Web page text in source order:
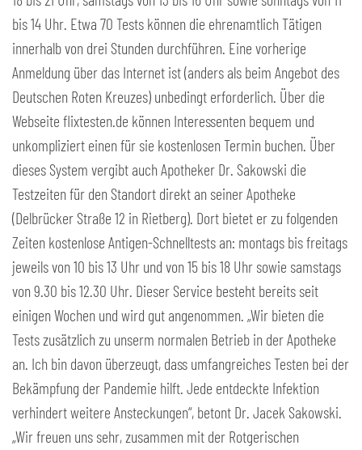
bis 14 Uhr. Etwa 70 Tests können die ehrenamtlich Tätigen
innerhalb von drei Stunden durchführen. Eine vorherige
Anmeldung über das Internet ist (anders als beim Angebot des
Deutschen Roten Kreuzes) unbedingt erforderlich. Über die
Webseite flixtesten.de können Interessenten bequem und
unkompliziert einen für sie kostenlosen Termin buchen. Über
dieses System vergibt auch Apotheker Dr. Sakowski die
Testzeiten für den Standort direkt an seiner Apotheke
(Delbrücker Straße 12 in Rietberg). Dort bietet er zu folgenden
Zeiten kostenlose Antigen-Schnelltests an: montags bis freitags
jeweils von 10 bis 13 Uhr und von 15 bis 18 Uhr sowie samstags
von 9.30 bis 12.30 Uhr. Dieser Service besteht bereits seit
einigen Wochen und wird gut angenommen. „Wir bieten die
Tests zusätzlich zu unserm normalen Betrieb in der Apotheke
an. Ich bin davon überzeugt, dass umfangreiches Testen bei der
Bekämpfung der Pandemie hilft. Jede entdeckte Infektion
verhindert weitere Ansteckungen“, betont Dr. Jacek Sakowski.
„Wir freuen uns sehr, zusammen mit der Rotgerischen